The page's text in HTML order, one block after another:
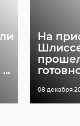
На
08 декабря